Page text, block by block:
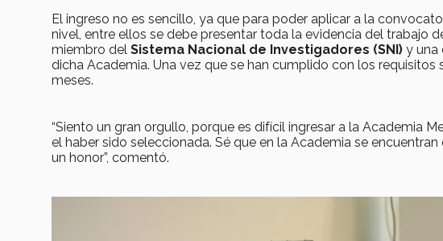
El ingreso no es sencillo, ya que para poder aplicar a la
nivel, entre ellos se debe presentar toda la evidencia del trabajo
miembro del Sistema Nacional de Investigadores (SNI) y una
dicha Academia. Una vez que se han cumplido con los
meses.
“Siento un gran orgullo, porque es difícil ingresar a la Academia
el haber sido seleccionada. Sé que en la Academia se
un honor”, comentó.